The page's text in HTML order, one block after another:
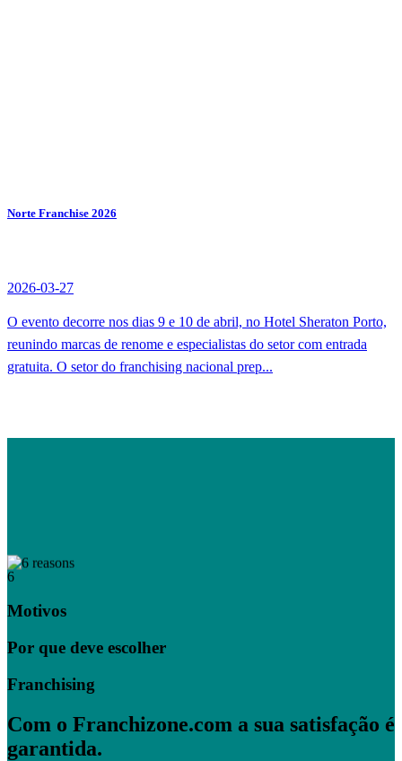
Norte Franchise 2026
2026-03-27
O evento decorre nos dias 9 e 10 de abril, no Hotel Sheraton Porto,
reunindo marcas de renome e especialistas do setor com entrada
gratuita. O setor do franchising nacional prep...
6
Motivos
Por que deve escolher
Franchising
Com o Franchizone.com a sua satisfação é
garantida.